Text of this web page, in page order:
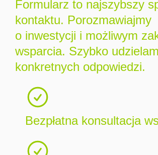
Formularz to najszybszy
kontaktu. Porozmawiajmy
o inwestycji i możliwym
wsparcia. Szybko
konkretnych odpowiedzi.
Bezpłatna konsultacja